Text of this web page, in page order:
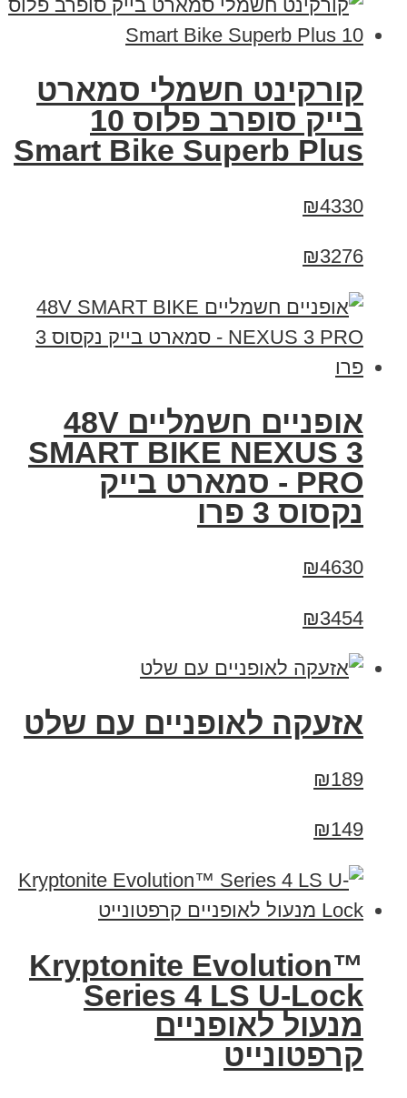
קורקינט חשמלי סמארט
בייק סופרב פלוס 10
Smart Bike Superb Plus
₪4330
₪3276
אופניים חשמליים 48V
SMART BIKE NEXUS 3
PRO - סמארט בייק
נקסוס 3 פרו
₪4630
₪3454
אזעקה לאופניים עם שלט
₪189
₪149
Kryptonite Evolution™
Series 4 LS U-Lock
מנעול לאופניים
קרפטונייט